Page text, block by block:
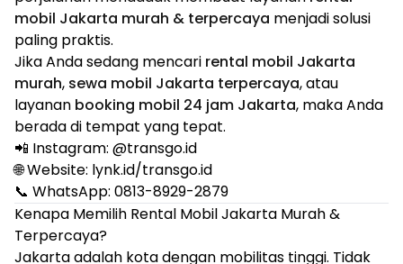
mobil Jakarta murah & terpercaya menjadi solusi
paling praktis.
Jika Anda sedang mencari rental mobil Jakarta
murah, sewa mobil Jakarta terpercaya, atau
layanan booking mobil 24 jam Jakarta, maka Anda
berada di tempat yang tepat.
📲 Instagram: @transgo.id
🌐 Website: lynk.id/transgo.id
📞 WhatsApp: 0813-8929-2879
Kenapa Memilih Rental Mobil Jakarta Murah &
Terpercaya?
Jakarta adalah kota dengan mobilitas tinggi. Tidak